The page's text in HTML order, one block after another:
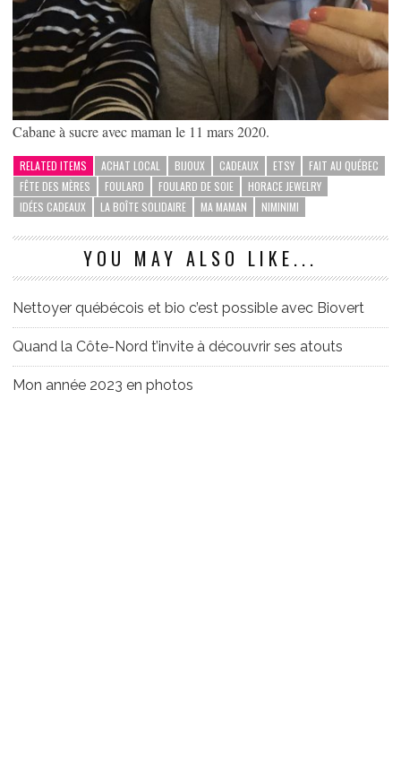
Cabane à sucre avec maman le 11 mars 2020.
RELATED ITEMS ACHAT LOCAL BIJOUX CADEAUX ETSY
FAIT AU QUÉBEC
FÊTE DES MÈRES
FOULARD FOULARD DE SOIE
HORACE JEWELRY
IDÉES CADEAUX
LA BOÎTE SOLIDAIRE MA MAMAN NIMINIMI
YOU MAY ALSO LIKE...
Nettoyer québécois et bio c’est possible avec Biovert
Quand la Côte-Nord t’invite à découvrir ses atouts
Mon année 2023 en photos